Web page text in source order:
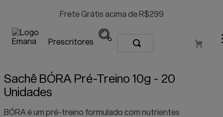
Frete Grátis acima de R$299
Prescritores
Sachê BÓRA Pré-Treino 10g - 20
Unidades
BÓRA é um pré-treino formulado com nutrientes